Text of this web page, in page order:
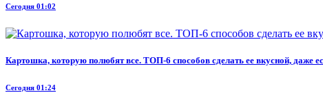
Сегодня 01:02
Картошка, которую полюбят все. ТОП-6 способов сделать ее вкусной, даже
Сегодня 01:24